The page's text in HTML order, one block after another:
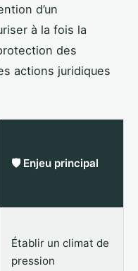
d’un
à la fois la
des
actions juridiques
🛡️ Enjeu principal
Établir un climat de
pression